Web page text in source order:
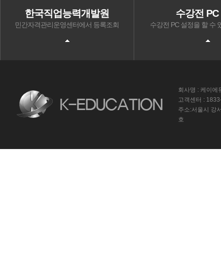
한국직업능력개발원
민간자격관리운영센터에서 등록조회
수강전
수강전 PC 설정을 할 수
회사명 : 케이에
고객센터 :
주소:서울시 강
호